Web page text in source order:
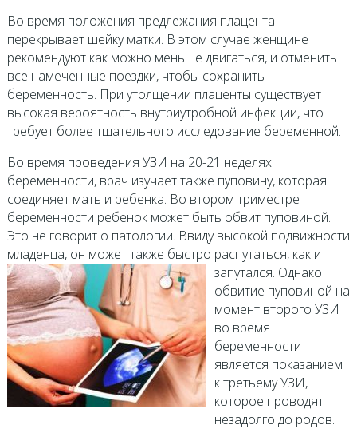
Во время положения предлежания плацента
перекрывает шейку матки. В этом случае женщине
рекомендуют как можно меньше двигаться, и отменить
все намеченные поездки, чтобы сохранить
беременность. При утолщении плаценты существует
высокая вероятность внутриутробной инфекции, что
требует более тщательного исследование беременной.
Во время проведения УЗИ на 20-21 неделях
беременности, врач изучает также пуповину, которая
соединяет мать и ребенка. Во втором триместре
беременности ребенок может быть обвит пуповиной.
Это не говорит о патологии. Ввиду высокой подвижности
младенца, он может также быстро распутаться, как и
запутался. Однако
обвитие пуповиной на
момент второго УЗИ
во время
беременности
является показанием
к третьему УЗИ,
которое проводят
незадолго до родов.